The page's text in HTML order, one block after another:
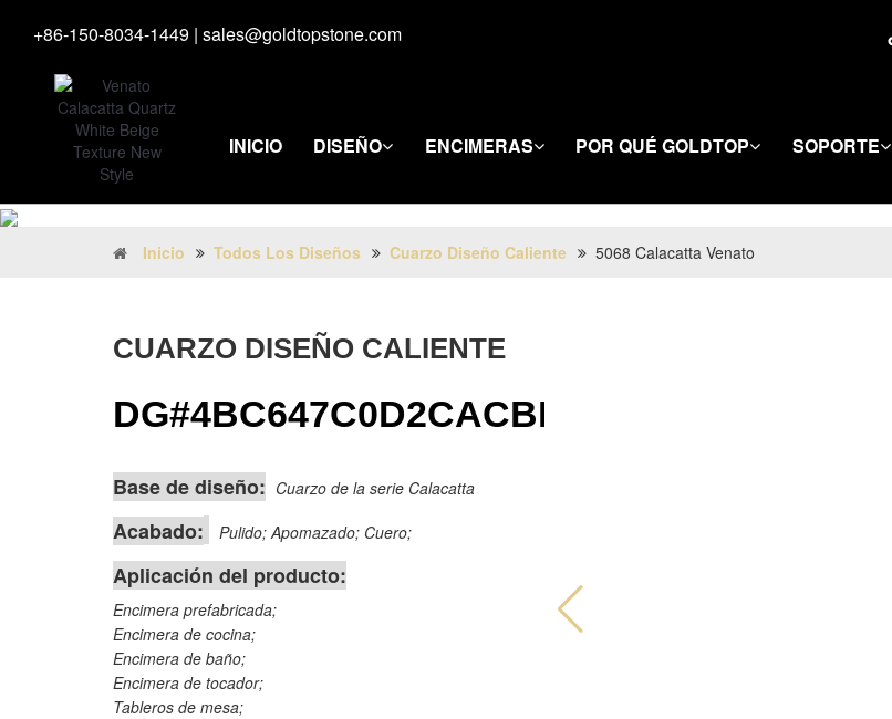
+86-150-8034-1449 | sales@goldtopstone.com
INICIO DISEÑO ENCIMERAS POR QUÉ GOLDTOP SOPORTE
Inicio Todos Los Diseños Cuarzo Diseño Caliente 5068 Calacatta Venato
CUARZO DISEÑO CALIENTE
Base de diseño: Cuarzo de la serie Calacatta
Acabado: Pulido; Apomazado; Cuero;
Aplicación del producto:
Encimera prefabricada;
Encimera de cocina;
Encimera de baño;
Encimera de tocador;
Tableros de mesa;